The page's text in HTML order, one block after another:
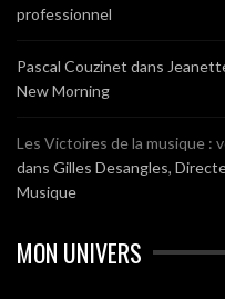
professionnel
Pascal Couzinet dans
New Morning
Les Victoires de la musique :
dans Gilles Desangles,
Musique
MON UNIVERS